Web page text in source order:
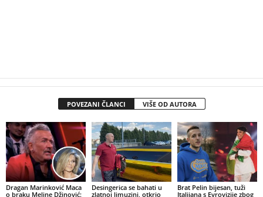
POVEZANI ČLANCI VIŠE OD AUTORA
Dragan Marinković Maca
o braku Meline Džinović:
Desingerica se bahati u
zlatnoj limuzini, otkrio
Brat Pelin bijesan, tuži
Italijana s Evrovizije zbog